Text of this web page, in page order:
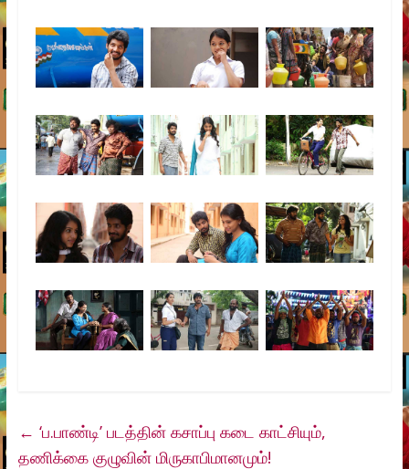
← ‘ப.பாண்டி’ படத்தின் கசாப்பு கடை காட்சியும்,
தணிக்கை குழுவின் மிருகாபிமானமும்!